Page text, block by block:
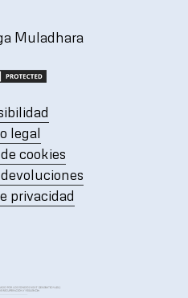
Muladhara
legal
cookies
privacidad